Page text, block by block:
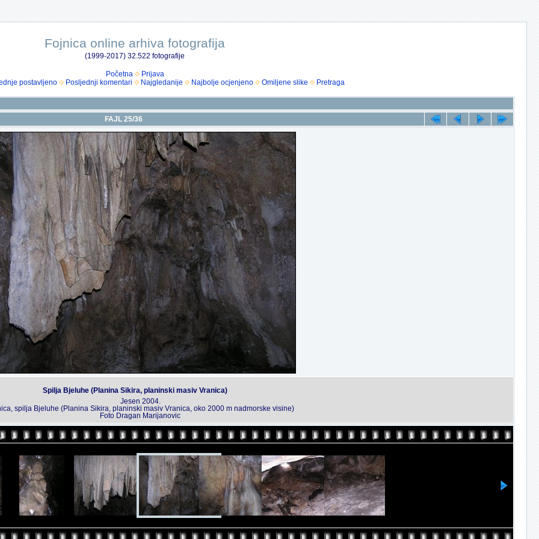
Fojnica online arhiva fotografija
(1999-2017) 32.522 fotografije
Početna
Prijava
postavljeno
Posljednji komentari Najgledanije Najbolje ocjenjeno Omiljene slike Pretraga
FAJL 25/36
Spilja Bjeluhe (Planina Sikira, planinski masiv Vranica)
Jesen 2004.
spilja Bjeluhe (Planina Sikira, planinski masiv Vranica, oko 2000 m nadmorske visine)
Foto Dragan Marijanovic